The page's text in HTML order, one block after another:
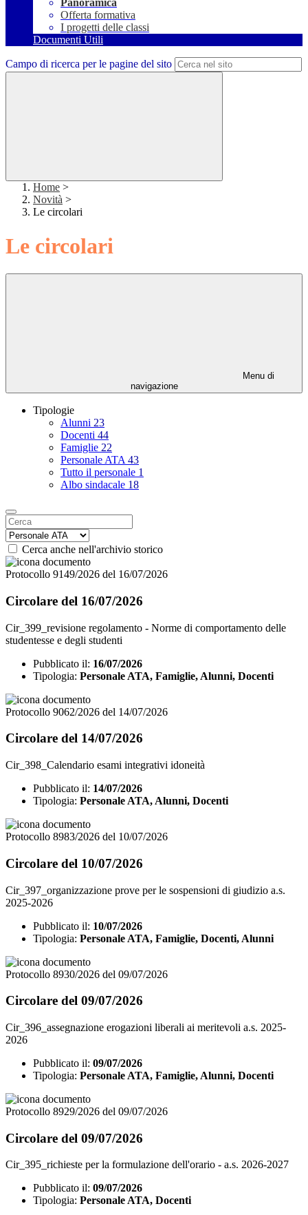
Panoramica
Offerta formativa
I progetti delle classi
Documenti Utili
Campo di ricerca per le pagine del sito
Home >
Novità >
Le circolari
Le circolari
Menu di
navigazione
Tipologie
Alunni 23
Docenti 44
Famiglie 22
Personale ATA 43
Tutto il personale 1
Albo sindacale 18
Cerca anche nell'archivio storico
Protocollo 9149/2026 del 16/07/2026
Circolare del 16/07/2026
Cir_399_revisione regolamento - Norme di comportamento delle
studentesse e degli studenti
Pubblicato il: 16/07/2026
Tipologia: Personale ATA, Famiglie, Alunni, Docenti
Protocollo 9062/2026 del 14/07/2026
Circolare del 14/07/2026
Cir_398_Calendario esami integrativi idoneità
Pubblicato il: 14/07/2026
Tipologia: Personale ATA, Alunni, Docenti
Protocollo 8983/2026 del 10/07/2026
Circolare del 10/07/2026
Cir_397_organizzazione prove per le sospensioni di giudizio a.s.
2025-2026
Pubblicato il: 10/07/2026
Tipologia: Personale ATA, Famiglie, Docenti, Alunni
Protocollo 8930/2026 del 09/07/2026
Circolare del 09/07/2026
Cir_396_assegnazione erogazioni liberali ai meritevoli a.s. 2025-
2026
Pubblicato il: 09/07/2026
Tipologia: Personale ATA, Famiglie, Alunni, Docenti
Protocollo 8929/2026 del 09/07/2026
Circolare del 09/07/2026
Cir_395_richieste per la formulazione dell'orario - a.s. 2026-2027
Pubblicato il: 09/07/2026
Tipologia: Personale ATA, Docenti